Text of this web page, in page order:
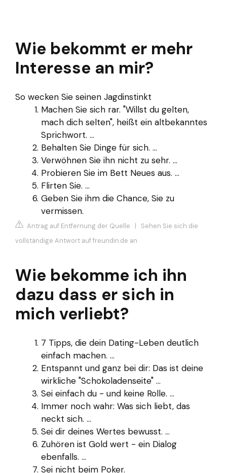
Wie bekommt er mehr
Interesse an mir?
So wecken Sie seinen Jagdinstinkt
Machen Sie sich rar. "Willst du gelten,
mach dich selten", heißt ein altbekanntes
Sprichwort. ...
Behalten Sie Dinge für sich. ...
Verwöhnen Sie ihn nicht zu sehr. ...
Probieren Sie im Bett Neues aus. ...
Flirten Sie. ...
Geben Sie ihm die Chance, Sie zu
vermissen.
Antrag auf Entfernung der Quelle | Sehen Sie sich die
vollständige Antwort auf freundin.de an
Wie bekomme ich ihn
dazu dass er sich in
mich verliebt?
7 Tipps, die dein Dating-Leben deutlich
einfach machen. ...
Entspannt und ganz bei dir: Das ist deine
wirkliche "Schokoladenseite" ...
Sei einfach du - und keine Rolle. ...
Immer noch wahr: Was sich liebt, das
neckt sich. ...
Sei dir deines Wertes bewusst. ...
Zuhören ist Gold wert - ein Dialog
ebenfalls. ...
Sei nicht beim Poker.